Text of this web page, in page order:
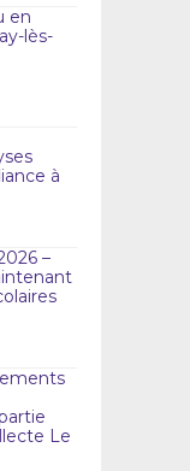
en
lès-
à
–
Le